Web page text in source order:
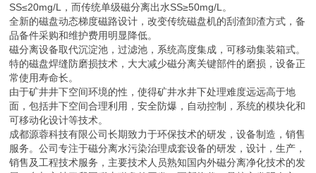
SS≤20mg/L，而传统单级磁分离出水SS≥50mg/L。
全新的磁盘动态梯度磁路设计，改变传统磁盘机的刮渣卸渣方式，备
品备件采购和维护费用明显降低。
磁分离设备取代沉淀池，过滤池，系统高度集成，可移动集装箱式。
特的磁盘焊缝防磨损技术，大大减少磁分离关键部件的磨损，设备正
常使用寿命长。
由于矿井井下空间环境的性，使得矿井水井下处理难度远远高于地
面，包括井下空间合理利用，安全防爆，自动控制，系统的模块化和
可移动化设计等技术。
成都源蓉科技有限公司长期致力于环保技术的研发，设备制造，销售
服务。公司专注于磁分离水污染治理成套设备的研发，设计，生产，
销售及工程技术服务，主要技术人员熟知国内外磁分离净化技术的发